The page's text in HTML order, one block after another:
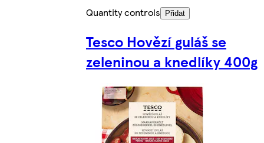
Quantity controls
Přidat
Tesco Hovězí guláš se
zeleninou a knedlíky 400g